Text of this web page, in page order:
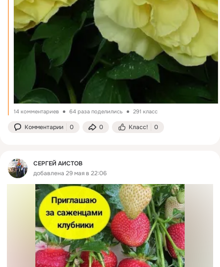
14 комментариев 64 раза поделились 291 класс
Комментарии 0 0 Класс! 0
СЕРГЕЙ АИСТОВ
добавлена 29 мая в 22:06